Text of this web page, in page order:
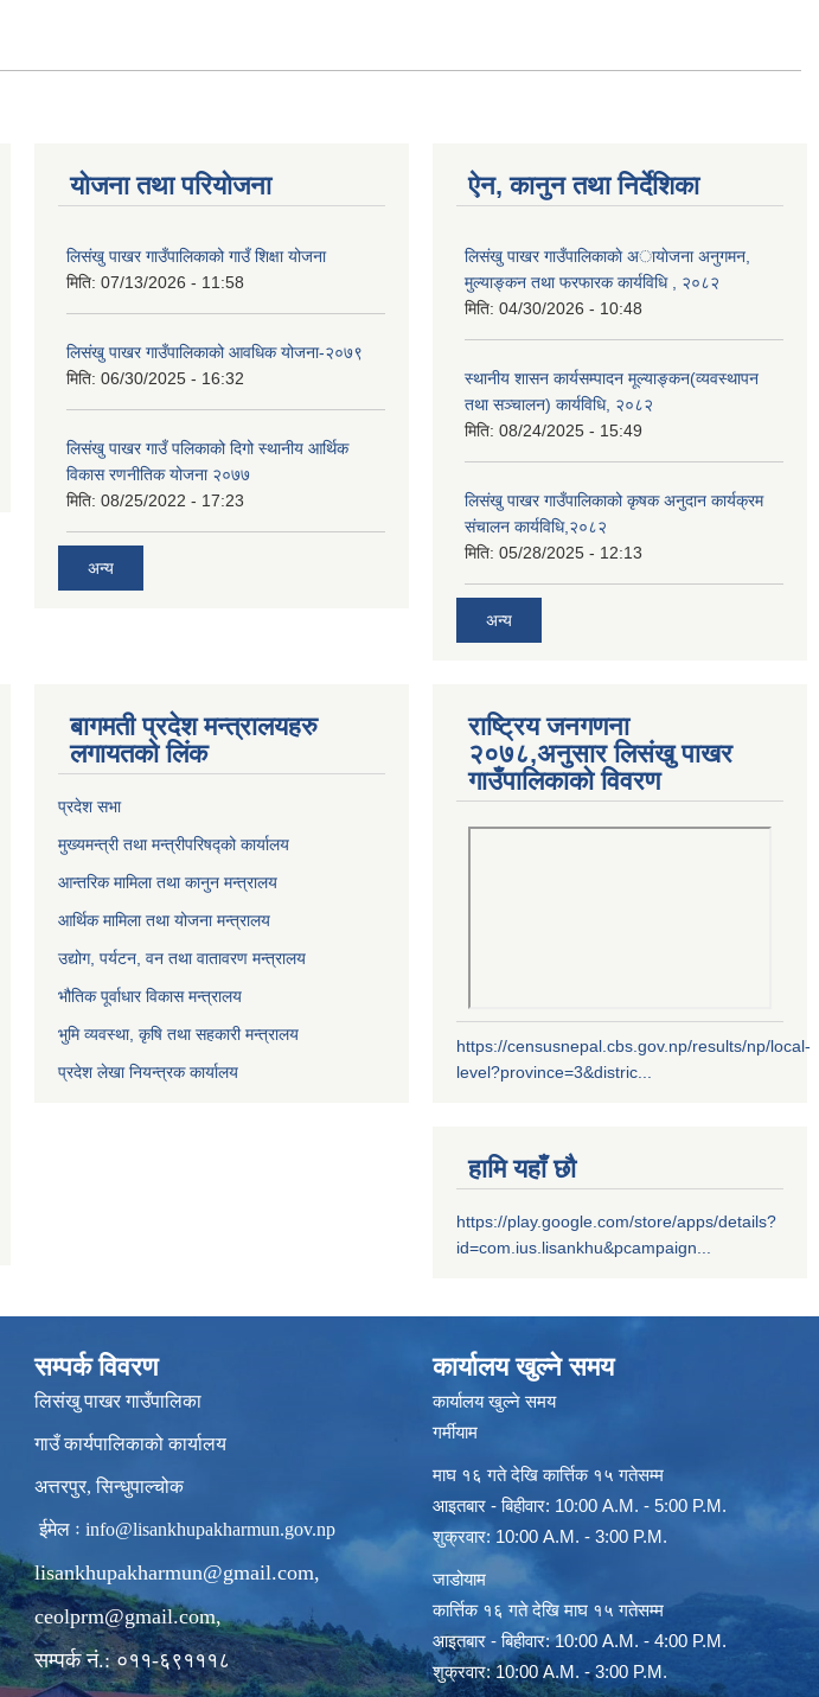
योजना तथा परियोजना
लिसंखु पाखर गाउँपालिकाको गाउँ शिक्षा योजना
मिति: 07/13/2026 - 11:58
लिसंखु पाखर गाउँपालिकाको आवधिक योजना-२०७९
मिति: 06/30/2025 - 16:32
लिसंखु पाखर गाउँ पलिकाको दिगो स्थानीय आर्थिक
विकास रणनीतिक योजना २०७७
मिति: 08/25/2022 - 17:23
अन्य
ऐन, कानुन तथा निर्देशिका
लिसंखु पाखर गाउँपालिकाकाे अायाेजना अनुगमन,
मुल्याङ्कन तथा फरफारक कार्यविधि , २०८२
मिति: 04/30/2026 - 10:48
स्थानीय शासन कार्यसम्पादन मूल्याङ्कन(व्यवस्थापन
तथा सञ्चालन) कार्यविधि, २०८२
मिति: 08/24/2025 - 15:49
लिसंखु पाखर गाउँपालिकाको कृषक अनुदान कार्यक्रम
संचालन कार्यविधि,२०८२
मिति: 05/28/2025 - 12:13
अन्य
बागमती प्रदेश मन्त्रालयहरु
लगायतको लिंक
प्रदेश सभा
मुख्यमन्त्री तथा मन्त्रीपरिषद्को कार्यालय
आन्तरिक मामिला तथा कानुन मन्त्रालय
आर्थिक मामिला तथा योजना मन्त्रालय
उद्योग, पर्यटन, वन तथा वातावरण मन्त्रालय
भौतिक पूर्वाधार विकास मन्त्रालय
भुमि व्यवस्था, कृषि तथा सहकारी मन्त्रालय
प्रदेश लेखा नियन्त्रक कार्यालय
राष्ट्रिय जनगणना
२०७८,अनुसार लिसंखु पाखर
गाउँपालिकाको विवरण
https://censusnepal.cbs.gov.np/results/np/local-
level?province=3&distric...
हामि यहाँ छौ
https://play.google.com/store/apps/details?
id=com.ius.lisankhu&pcampaign...
सम्पर्क विवरण
लिसंखु पाखर गाउँपालिका
गाउँ कार्यपालिकाको कार्यालय
अत्तरपुर, सिन्धुपाल्चोक
ईमेल ः info@lisankhupakharmun.gov.np
lisankhupakharmun@gmail.com,
ceolprm@gmail.com,
सम्पर्क नं.: ०११-६९१११८
कार्यालय खुल्ने समय
कार्यालय खुल्ने समय
गर्मीयाम
माघ १६ गते देखि कार्त्तिक १५ गतेसम्म
आइतबार - बिहीवार: 10:00 A.M. - 5:00 P.M.
शुक्रवार: 10:00 A.M. - 3:00 P.M.
जाडोयाम
कार्त्तिक १६ गते देखि माघ १५ गतेसम्म
आइतबार - बिहीवार: 10:00 A.M. - 4:00 P.M.
शुक्रवार: 10:00 A.M. - 3:00 P.M.